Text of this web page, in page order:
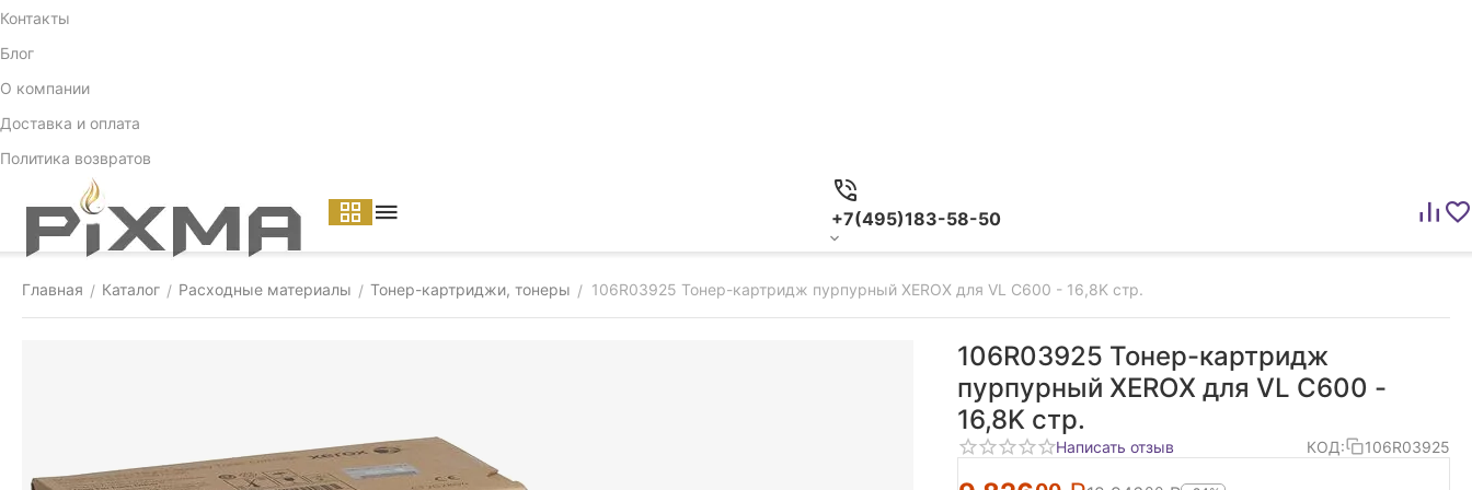
Контакты
Блог
О компании
Доставка и оплата
Политика возвратов
+7(495)183-58-50
Главная / Каталог / Расходные материалы / Тонер-картриджи, тонеры / 106R03925 Тонер-картридж пурпурный XEROX для VL C600 - 16,8K стр.
106R03925 Тонер-картридж
пурпурный XEROX для VL C600 -
16,8K стр.
Написать отзыв КОД: 106R03925